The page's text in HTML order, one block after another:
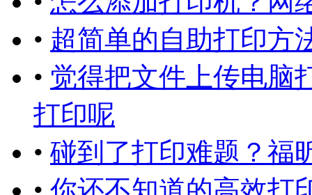
• 超简单的自助打印方
• 觉得把文件上传电脑
打印呢
• 碰到了打印难题？福